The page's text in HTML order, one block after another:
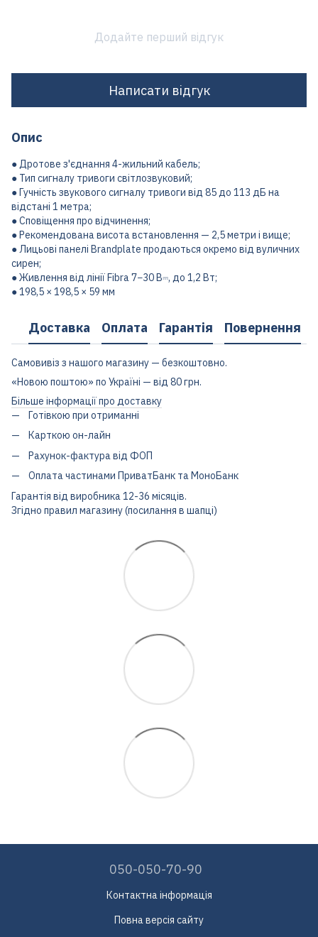
Додайте перший відгук
Написати відгук
Опис
● Дротове з'єднання 4-жильний кабель;
● Тип сигналу тривоги світлозвуковий;
● Гучність звукового сигналу тривоги від 85 до 113 дБ на
відстані 1 метра;
● Сповіщення про відчинення;
● Рекомендована висота встановлення — 2,5 метри і вище;
● Лицьові панелі Brandplate продаються окремо від вуличних
сирен;
● Живлення від лінії Fibra 7−30 В⎓, до 1,2 Вт;
● 198,5 × 198,5 × 59 мм
Доставка Оплата Гарантія Повернення
Самовивіз з нашого магазину — безкоштовно.
«Новою поштою» по Україні — від 80 грн.
Більше інформації про доставку
Готівкою при отриманні
Карткою он-лайн
Рахунок-фактура від ФОП
Оплата частинами ПриватБанк та МоноБанк
Гарантія від виробника 12-36 місяців.
Згідно правил магазину (посилання в шапці)
050-050-70-90
Контактна інформація
Повна версія сайту